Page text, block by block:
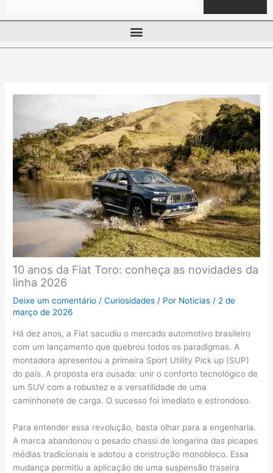
10 anos da Fiat Toro: conheça as novidades da
linha 2026
Deixe um comentário /Curiosidades / Por Noticias / 2 de
março de 2026
Há dez anos, a Fiat sacudiu o mercado automotivo brasileiro
com um lançamento que quebrou todos os paradigmas. A
montadora apresentou a primeira Sport Utility Pick up (SUP)
do país. A proposta era ousada: unir o conforto tecnológico de
um SUV com a robustez e a versatilidade de uma
caminhonete de carga. O sucesso foi imediato e estrondoso.
Para entender essa revolução, basta olhar para a engenharia.
A marca abandonou o pesado chassi de longarina das picapes
médias tradicionais e adotou a construção monobloco. Essa
mudança permitiu a aplicação de uma suspensão traseira